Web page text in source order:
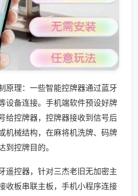
原理：一些智能控牌器通过蓝牙
设备连接。手机端软件预设好牌
给控牌器，控牌器接收到信号后
机械结构，在麻将机洗牌、码牌
到控牌目的。
遥控器，针对三杰老旧无加密主
收板串联主板，手机小程序连接